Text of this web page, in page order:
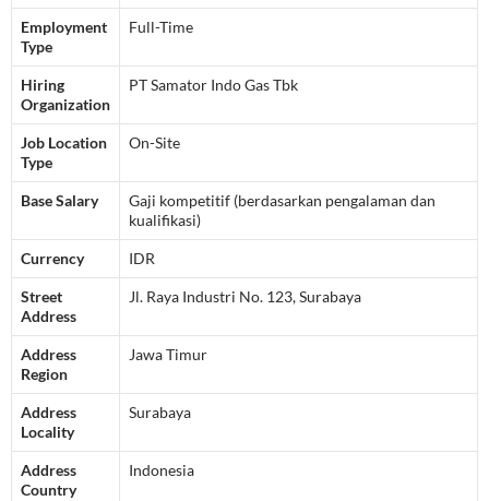
Employment
Type
Full-Time
Hiring
Organization
PT Samator Indo Gas Tbk
Job Location
Type
On-Site
Base Salary
Gaji kompetitif (berdasarkan pengalaman dan
kualifikasi)
Currency IDR
Street
Address
Jl. Raya Industri No. 123, Surabaya
Address
Region
Jawa Timur
Address
Locality
Surabaya
Address
Country
Indonesia